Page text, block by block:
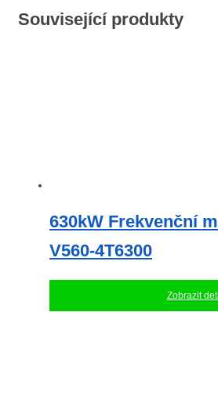
Související produkty
630kW Frekvenční
V560-4T6300
Zobrazit